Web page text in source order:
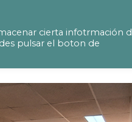
cierta infotrmación
pulsar el boton de